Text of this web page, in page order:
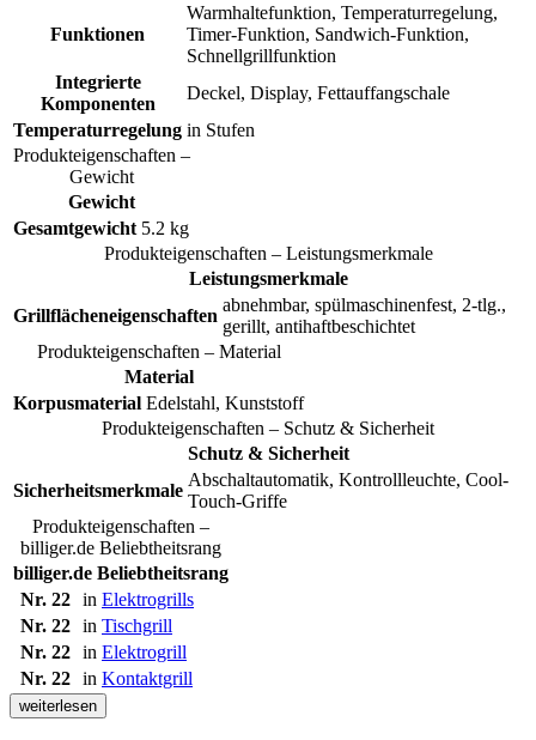
Funktionen
Warmhaltefunktion, Temperaturregelung,
Timer-Funktion, Sandwich-Funktion,
Schnellgrillfunktion
Integrierte
Komponenten
Deckel, Display, Fettauffangschale
Temperaturregelung in Stufen
Produkteigenschaften –
Gewicht
Gewicht
Gesamtgewicht 5.2 kg
Produkteigenschaften – Leistungsmerkmale
Leistungsmerkmale
Grillflächeneigenschaften
abnehmbar, spülmaschinenfest, 2-tlg.,
gerillt, antihaftbeschichtet
Produkteigenschaften – Material
Material
Korpusmaterial Edelstahl, Kunststoff
Produkteigenschaften – Schutz & Sicherheit
Schutz & Sicherheit
Sicherheitsmerkmale
Abschaltautomatik, Kontrollleuchte, Cool-
Touch-Griffe
Produkteigenschaften –
billiger.de Beliebtheitsrang
billiger.de Beliebtheitsrang
Nr. 22 in Elektrogrills
Nr. 22 in Tischgrill
Nr. 22 in Elektrogrill
Nr. 22 in Kontaktgrill
weiterlesen